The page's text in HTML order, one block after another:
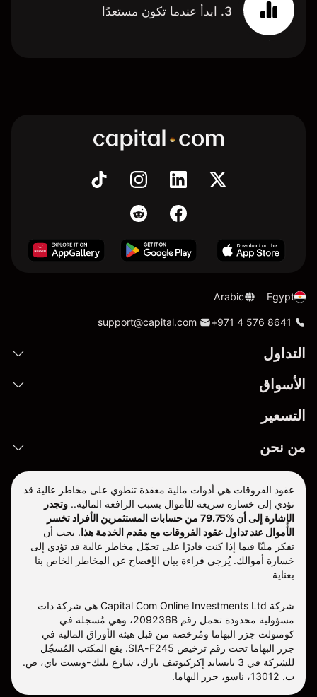
3. ابدأ عندما تكون مستعدًا
Egypt
Arabic
+971 4 576 8641
support@capital.com
التداول
الأسواق
التسعير
من نحن
عقود الفروقات هي أدوات مالية معقدة تنطوي على مخاطر عالية قد
تؤدي إلى خسارة سريعة للأموال بسبب الرافعة المالية.. وتجدر
الإشارة إلى أن %79.75 من حسابات المستثمرين الأفراد تخسر
الأموال عند تداول عقود الفروقات مع مقدم الخدمة هذا. يجب أن
تفكر مليّا فيما إذا كنت قادرًا على تحمّل مخاطر عالية قد تؤدي إلى
خسارة أموالك. يُرجى قراءة بيان الإفصاح عن المخاطر الخاص بنا
بعناية
شركة Capital Com Online Investments Ltd هي شركة ذات
مسؤولية محدودة تحمل رقم 209236B، وهي مُسجلة في
كومنولث جزر البهاما ومُرخصة من قبل هيئة الأوراق المالية في
جزر البهاما تحت رقم ترخيص SIA-F245. يقع المكتب المُسجّل
للشركة في 3 بايسايد إكزكيوتيف بارك، شارع بليك-ويست باي، ص.
ب. 13012، ناسو، جزر البهاما.